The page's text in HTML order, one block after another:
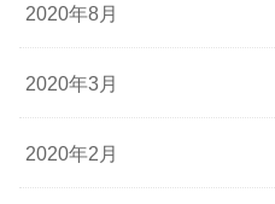
2020年8月
2020年3月
2020年2月